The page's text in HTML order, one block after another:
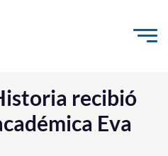
contenido
recibió
Eva